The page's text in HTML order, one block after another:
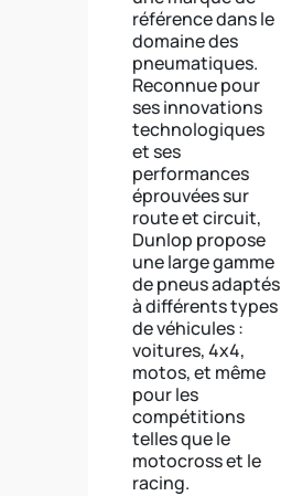
référence dans le
domaine des
pneumatiques.
Reconnue pour
ses innovations
technologiques
et ses
performances
éprouvées sur
route et circuit,
Dunlop propose
une large gamme
de pneus adaptés
à différents types
de véhicules :
voitures, 4x4,
motos, et même
pour les
compétitions
telles que le
motocross et le
racing.